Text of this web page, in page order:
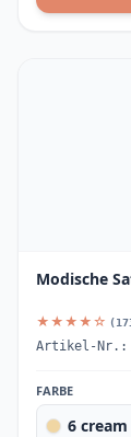
Modische
★★★★☆
Artikel-Nr.:
FARBE
6 cream